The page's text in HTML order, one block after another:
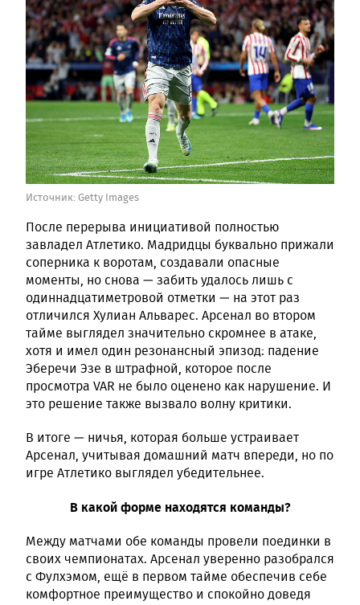
Источник: Getty Images
После перерыва инициативой полностью
завладел Атлетико. Мадридцы буквально прижали
соперника к воротам, создавали опасные
моменты, но снова — забить удалось лишь с
одиннадцатиметровой отметки — на этот раз
отличился Хулиан Альварес. Арсенал во втором
тайме выглядел значительно скромнее в атаке,
хотя и имел один резонансный эпизод: падение
Эберечи Эзе в штрафной, которое после
просмотра VAR не было оценено как нарушение. И
это решение также вызвало волну критики.
В итоге — ничья, которая больше устраивает
Арсенал, учитывая домашний матч впереди, но по
игре Атлетико выглядел убедительнее.
В какой форме находятся команды?
Между матчами обе команды провели поединки в
своих чемпионатах. Арсенал уверенно разобрался
с Фулхэмом, ещё в первом тайме обеспечив себе
комфортное преимущество и спокойно доведя